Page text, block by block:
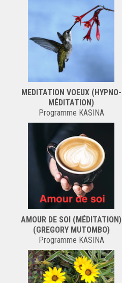
MEDITATION VOEUX (HYPNO-
MÉDITATION)
Programme KASINA
AMOUR DE SOI (MÉDITATION)
(GREGORY MUTOMBO)
Programme KASINA